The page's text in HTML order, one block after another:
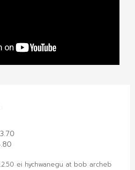
ei hychwanegu at bob archeb